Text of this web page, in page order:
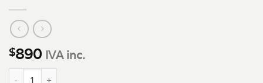
$890 IVA inc.
SOUR TROPICANA FEM X3 cantidad